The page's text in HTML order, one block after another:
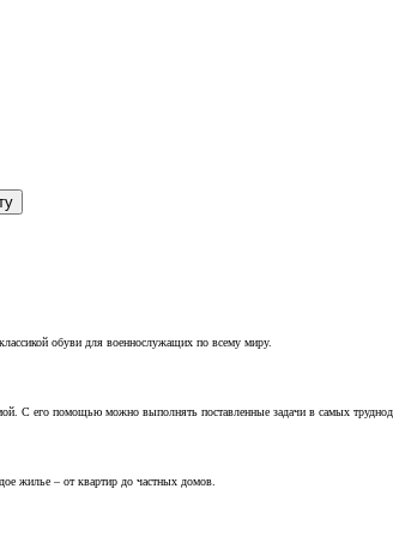
обуви для военнослужащих по всему миру.
С его помощью можно выполнять поставленные задачи в самых
жилье – от квартир до частных домов.